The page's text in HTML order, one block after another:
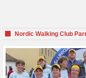
Nordic Walking Club